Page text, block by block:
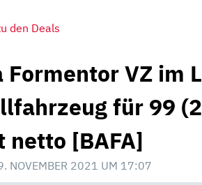
den Deals
Formentor VZ im
für 99
netto [BAFA]
NOVEMBER 2021 UM 17:07